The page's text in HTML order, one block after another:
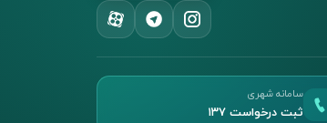
سامانه شهری
ثبت درخواست ۱۳۷